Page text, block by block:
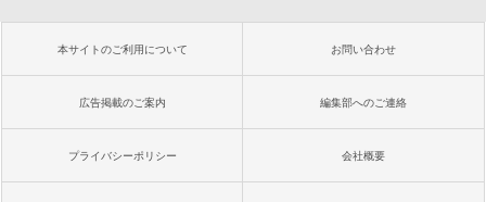
本サイトのご利用について お問い合わせ
広告掲載のご案内 編集部へのご連絡
プライバシーポリシー 会社概要